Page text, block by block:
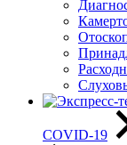
COVID-19